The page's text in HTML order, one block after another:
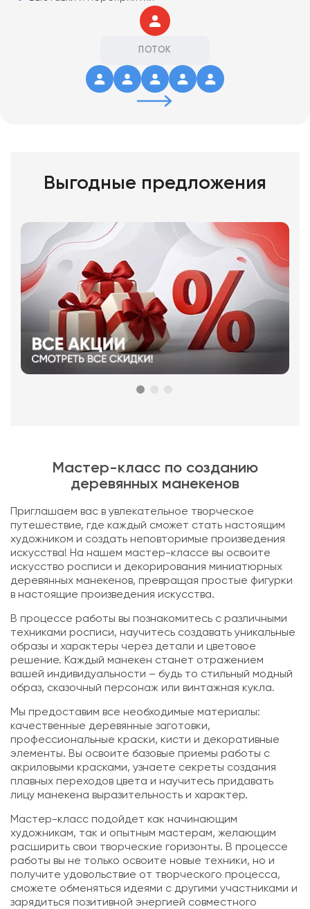
ПОТОК
Выгодные предложения
Мастер-класс по созданию
деревянных манекенов
Приглашаем вас в увлекательное творческое
путешествие, где каждый сможет стать настоящим
художником и создать неповторимые произведения
искусства! На нашем мастер-классе вы освоите
искусство росписи и декорирования миниатюрных
деревянных манекенов, превращая простые фигурки
в настоящие произведения искусства.
В процессе работы вы познакомитесь с различными
техниками росписи, научитесь создавать уникальные
образы и характеры через детали и цветовое
решение. Каждый манекен станет отражением
вашей индивидуальности – будь то стильный модный
образ, сказочный персонаж или винтажная кукла.
Мы предоставим все необходимые материалы:
качественные деревянные заготовки,
профессиональные краски, кисти и декоративные
элементы. Вы освоите базовые приемы работы с
акриловыми красками, узнаете секреты создания
плавных переходов цвета и научитесь придавать
лицу манекена выразительность и характер.
Мастер-класс подойдет как начинающим
художникам, так и опытным мастерам, желающим
расширить свои творческие горизонты. В процессе
работы вы не только освоите новые техники, но и
получите удовольствие от творческого процесса,
сможете обменяться идеями с другими участниками и
зарядиться позитивной энергией совместного